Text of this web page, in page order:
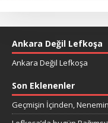
Ankara Değil Lefkoşa
Ankara Değil Lefkoşa
Son Eklenenler
Geçmişin İçinden,